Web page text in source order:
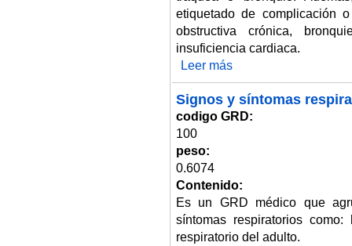
etiquetado de complicación
obstructiva crónica,
insuficiencia cardiaca.
Leer más
Signos y síntomas
codigo GRD:
100
peso:
0.6074
Contenido:
Es un GRD médico que
síntomas respiratorios
respiratorio del adulto.